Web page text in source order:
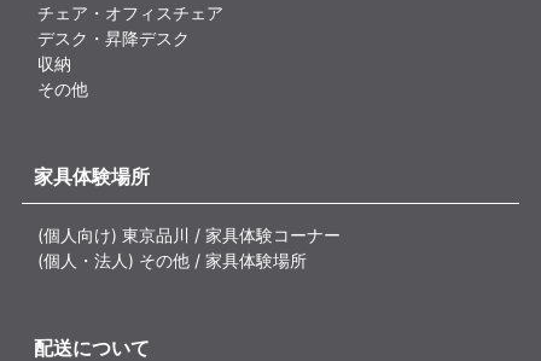
チェア・オフィスチェア
デスク・昇降デスク
収納
その他
家具体験場所
(個人向け) 東京品川 / 家具体験コーナー
(個人・法人) その他 / 家具体験場所
配送について